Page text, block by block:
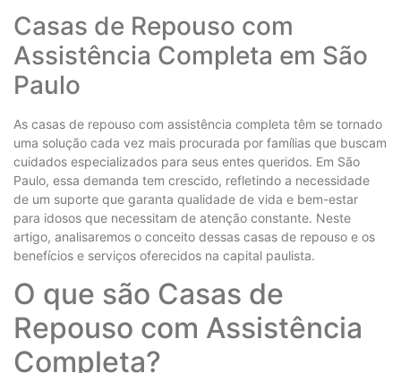
Casas de Repouso com
Assistência Completa em São
Paulo
As casas de repouso com assistência completa têm se tornado
uma solução cada vez mais procurada por famílias que buscam
cuidados especializados para seus entes queridos. Em São
Paulo, essa demanda tem crescido, refletindo a necessidade
de um suporte que garanta qualidade de vida e bem-estar
para idosos que necessitam de atenção constante. Neste
artigo, analisaremos o conceito dessas casas de repouso e os
benefícios e serviços oferecidos na capital paulista.
O que são Casas de
Repouso com Assistência
Completa?